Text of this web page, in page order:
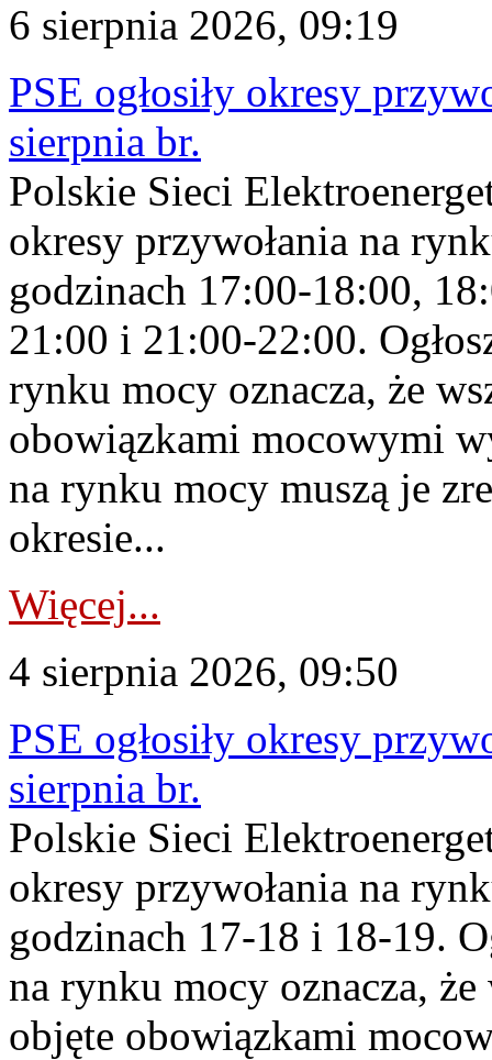
6 sierpnia 2026, 09:19
PSE ogłosiły okresy
sierpnia br.
Polskie Sieci
okresy przywołania na
godzinach 17:00-18:00,
21:00 i 21:00-22:00.
rynku mocy oznacza, że
obowiązkami mocowymi
na rynku mocy muszą je
okresie...
Więcej...
4 sierpnia 2026, 09:50
PSE ogłosiły okresy
sierpnia br.
Polskie Sieci
okresy przywołania na
godzinach 17-18 i 18-19.
na rynku mocy oznacza,
objęte obowiązkami